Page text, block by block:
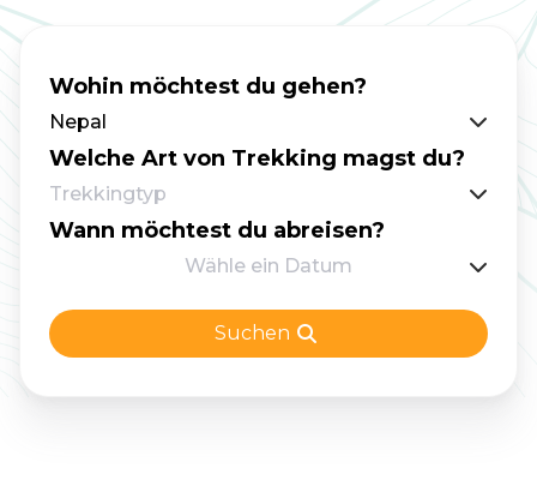
Wohin möchtest du gehen?
Nepal
Welche Art von Trekking magst du?
Trekkingtyp
Wann möchtest du abreisen?
Wähle ein Datum
Suchen